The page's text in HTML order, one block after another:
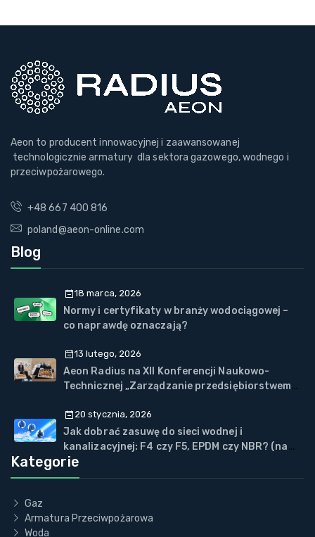
Aeon to producent innowacyjnej i zaawansowanej
technologicznie armatury dla sektora gazowego, wodnego i
przeciwpożarowego.
+48 667 400 816
poland@aeon-online.com
Blog
18 marca, 2026
Normy i certyfikaty w branży wodociągowej –
co naprawdę oznaczają?
13 lutego, 2026
Aeon Radius na XII Konferencji Naukowo-
Technicznej „Zarządzanie przedsiębiorstwem
20 stycznia, 2026
Jak dobrać zasuwę do sieci wodnej i
kanalizacyjnej: F4 czy F5, EPDM czy NBR? (na
przykładzie ECOVALVE™)
Kategorie
Gaz
Armatura Przeciwpożarowa
Woda